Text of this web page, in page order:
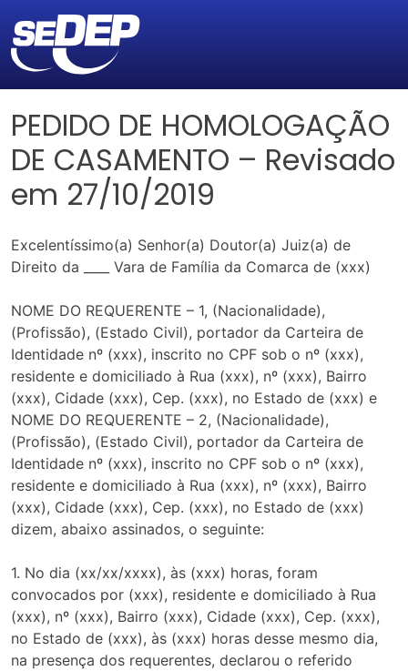
PEDIDO DE HOMOLOGAÇÃO
DE CASAMENTO – Revisado
em 27/10/2019
Excelentíssimo(a) Senhor(a) Doutor(a) Juiz(a) de
Direito da ____ Vara de Família da Comarca de (xxx)
NOME DO REQUERENTE – 1, (Nacionalidade),
(Profissão), (Estado Civil), portador da Carteira de
Identidade nº (xxx), inscrito no CPF sob o nº (xxx),
residente e domiciliado à Rua (xxx), nº (xxx), Bairro
(xxx), Cidade (xxx), Cep. (xxx), no Estado de (xxx) e
NOME DO REQUERENTE – 2, (Nacionalidade),
(Profissão), (Estado Civil), portador da Carteira de
Identidade nº (xxx), inscrito no CPF sob o nº (xxx),
residente e domiciliado à Rua (xxx), nº (xxx), Bairro
(xxx), Cidade (xxx), Cep. (xxx), no Estado de (xxx)
dizem, abaixo assinados, o seguinte:
1. No dia (xx/xx/xxxx), às (xxx) horas, foram
convocados por (xxx), residente e domiciliado à Rua
(xxx), nº (xxx), Bairro (xxx), Cidade (xxx), Cep. (xxx),
no Estado de (xxx), às (xxx) horas desse mesmo dia,
na presença dos requerentes, declarou o referido